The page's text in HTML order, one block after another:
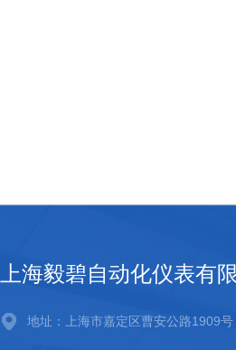
上海毅碧自动化仪表有
地址：上海市嘉定区曹安公路1909号